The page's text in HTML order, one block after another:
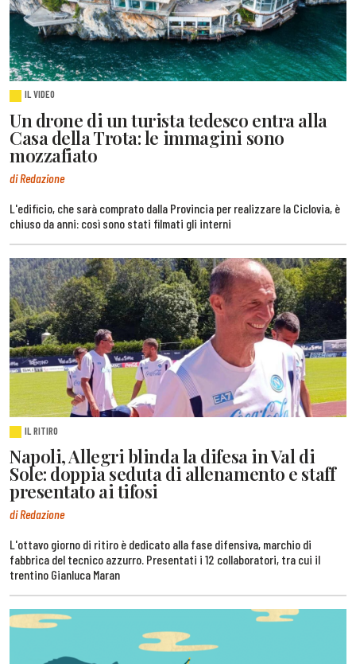
IL VIDEO
Un drone di un turista tedesco entra alla
Casa della Trota: le immagini sono
mozzafiato
di Redazione
L'edificio, che sarà comprato dalla Provincia per realizzare la Ciclovia, è
chiuso da anni: così sono stati filmati gli interni
IL RITIRO
Napoli, Allegri blinda la difesa in Val di
Sole: doppia seduta di allenamento e staff
presentato ai tifosi
di Redazione
L'ottavo giorno di ritiro è dedicato alla fase difensiva, marchio di
fabbrica del tecnico azzurro. Presentati i 12 collaboratori, tra cui il
trentino Gianluca Maran